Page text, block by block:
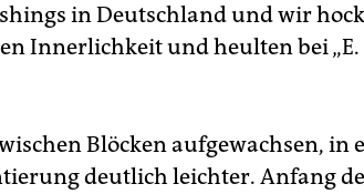
in Deutschland und wir
Innerlichkeit und heulten bei „E.
Blöcken aufgewachsen, in
deutlich leichter. Anfang